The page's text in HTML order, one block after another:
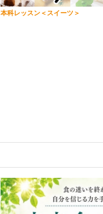
本科レッスン＜スイーツ＞